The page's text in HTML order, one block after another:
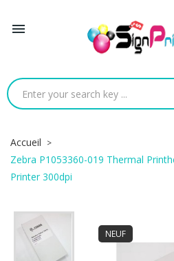

Accueil
Zebra P1053360-019 Thermal
Printer 300dpi
NEUF